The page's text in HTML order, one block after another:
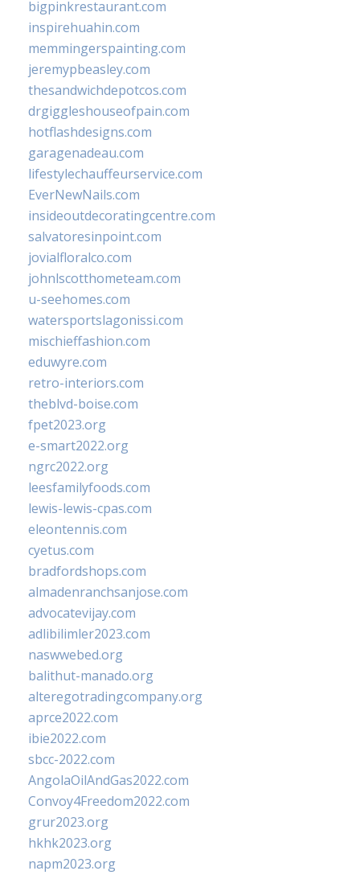
bigpinkrestaurant.com
inspirehuahin.com
memmingerspainting.com
jeremypbeasley.com
thesandwichdepotcos.com
drgiggleshouseofpain.com
hotflashdesigns.com
garagenadeau.com
lifestylechauffeurservice.com
EverNewNails.com
insideoutdecoratingcentre.com
salvatoresinpoint.com
jovialfloralco.com
johnlscotthometeam.com
u-seehomes.com
watersportslagonissi.com
mischieffashion.com
eduwyre.com
retro-interiors.com
theblvd-boise.com
fpet2023.org
e-smart2022.org
ngrc2022.org
leesfamilyfoods.com
lewis-lewis-cpas.com
eleontennis.com
cyetus.com
bradfordshops.com
almadenranchsanjose.com
advocatevijay.com
adlibilimler2023.com
naswwebed.org
balithut-manado.org
alteregotradingcompany.org
aprce2022.com
ibie2022.com
sbcc-2022.com
AngolaOilAndGas2022.com
Convoy4Freedom2022.com
grur2023.org
hkhk2023.org
napm2023.org